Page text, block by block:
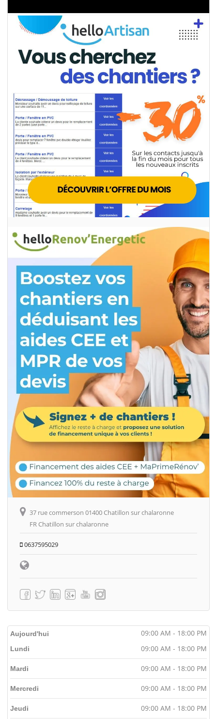
37 rue commerson 01400 Chatillon sur chalaronne
FR Chatillon sur chalaronne
0637595029
Aujourd'hui 09:00 AM - 18:00 PM
Lundi 09:00 AM - 18:00 PM
Mardi 09:00 AM - 18:00 PM
Mercredi 09:00 AM - 18:00 PM
Jeudi 09:00 AM - 18:00 PM